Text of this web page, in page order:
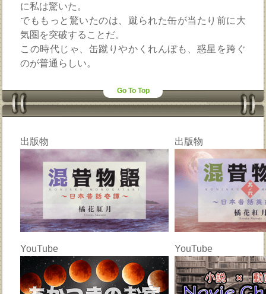
に私は驚いた。
でももっと驚いたのは、蹴られた缶が当たり前に大
気圏を突破することだ。
この時代じゃ、缶蹴りやかくれんぼも、惑星を跨ぐ
のが普通らしい。
Go To Top
出版物 出版物
YouTube YouTube